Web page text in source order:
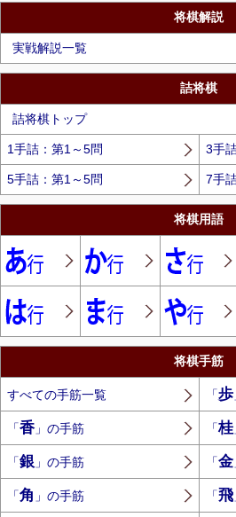
将棋解説
実戦解説一覧
詰将棋
詰将棋トップ
1手詰：第1～5問 3手
5手詰：第1～5問 7手
将棋用語
将棋手筋
すべての手筋一覧 「歩
「香」の手筋 「桂
「銀 」の手筋 「金
「角 」の手筋 「飛